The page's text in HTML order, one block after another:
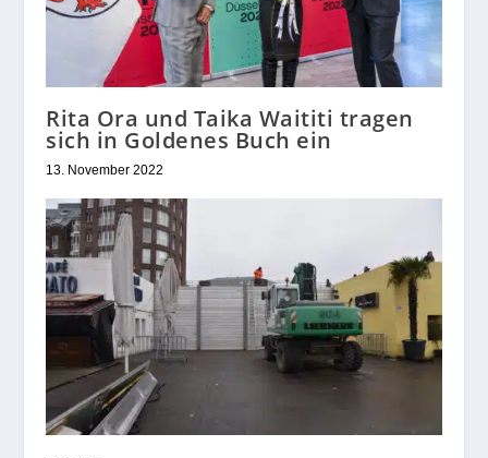
Rita Ora und Taika Waititi tragen
sich in Goldenes Buch ein
13. November 2022